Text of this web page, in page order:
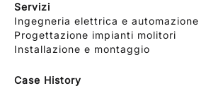
Servizi
Ingegneria elettrica e automazione
Progettazione impianti molitori
Installazione e montaggio
Case History